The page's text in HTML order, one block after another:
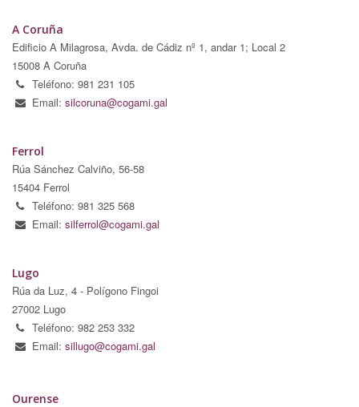
A Coruña
Edificio A Milagrosa, Avda. de Cádiz nº 1, andar 1; Local 2
15008 A Coruña
Teléfono: 981 231 105
Email: silcoruna@cogami.gal
Ferrol
Rúa Sánchez Calviño, 56-58
15404 Ferrol
Teléfono: 981 325 568
Email: silferrol@cogami.gal
Lugo
Rúa da Luz, 4 - Polígono Fingoi
27002 Lugo
Teléfono: 982 253 332
Email: sillugo@cogami.gal
Ourense